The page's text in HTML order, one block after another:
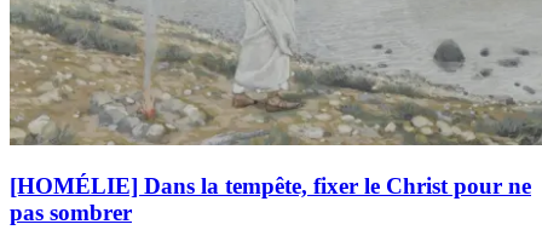
[HOMÉLIE] Dans la tempête, fixer le Christ pour ne
pas sombrer